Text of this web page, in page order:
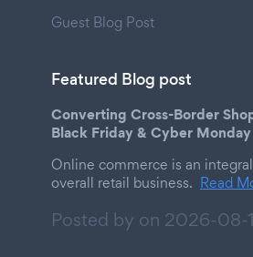
Guest Blog Post
Featured Blog post
Converting Cross-Border
Black Friday & Cyber Monday
Online commerce is an
overall retail business. Read
Posted by on 2026-08-